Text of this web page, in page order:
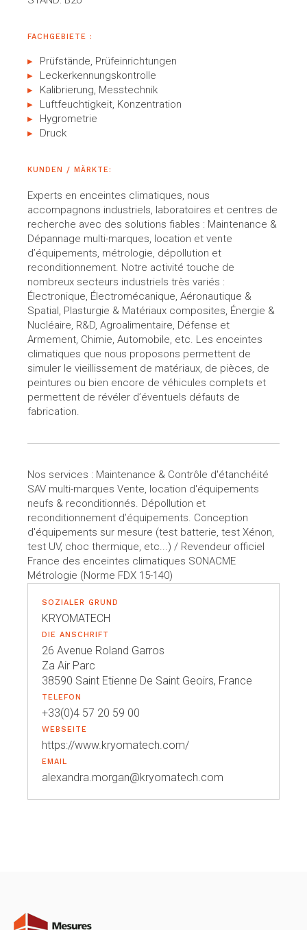
FACHGEBIETE :
Prüfstände, Prüfeinrichtungen
Leckerkennungskontrolle
Kalibrierung, Messtechnik
Luftfeuchtigkeit, Konzentration
Hygrometrie
Druck
KUNDEN / MÄRKTE:
Experts en enceintes climatiques, nous
accompagnons industriels, laboratoires et centres de
recherche avec des solutions fiables : Maintenance &
Dépannage multi-marques, location et vente
d’équipements, métrologie, dépollution et
reconditionnement. Notre activité touche de
nombreux secteurs industriels très variés :
Électronique, Électromécanique, Aéronautique &
Spatial, Plasturgie & Matériaux composites, Énergie &
Nucléaire, R&D, Agroalimentaire, Défense et
Armement, Chimie, Automobile, etc. Les enceintes
climatiques que nous proposons permettent de
simuler le vieillissement de matériaux, de pièces, de
peintures ou bien encore de véhicules complets et
permettent de révéler d’éventuels défauts de
fabrication.
Nos services : Maintenance & Contrôle d'étanchéité
SAV multi-marques Vente, location d'équipements
neufs & reconditionnés. Dépollution et
reconditionnement d’équipements. Conception
d'équipements sur mesure (test batterie, test Xénon,
test UV, choc thermique, etc...) / Revendeur officiel
France des enceintes climatiques SONACME
Métrologie (Norme FDX 15-140)
SOZIALER GRUND
KRYOMATECH
DIE ANSCHRIFT
26 Avenue Roland Garros
Za Air Parc
38590 Saint Etienne De Saint Geoirs, France
TELEFON
+33(0)4 57 20 59 00
WEBSEITE
https://www.kryomatech.com/
EMAIL
alexandra.morgan@kryomatech.com